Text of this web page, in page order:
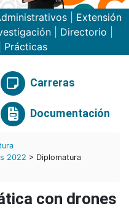
| Extensión
Directorio
Prácticas
Carreras
Documentación
2022 > Diplomatura
con drones